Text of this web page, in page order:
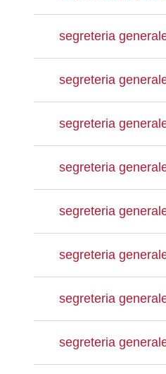
segreteria
segreteria
segreteria
segreteria
segreteria
segreteria
segreteria
segreteria